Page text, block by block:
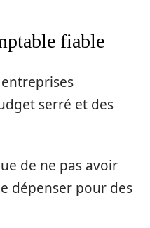
fiable
serré et des
de ne pas avoir
dépenser pour des